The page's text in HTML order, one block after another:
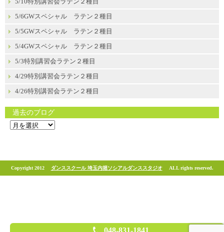
5/6GWスペシャル ラテン２種目
5/5GWスペシャル ラテン２種目
5/4GWスペシャル ラテン２種目
5/3特別講習会ラテン２種目
4/29特別講習会ラテン２種目
4/26特別講習会ラテン２種目
過去のブログ
過
去
ロ
Copyright 2012 ダンススクール 埼玉内堀ソシアルダンススタジオALL rights reserved.
048-831-1841